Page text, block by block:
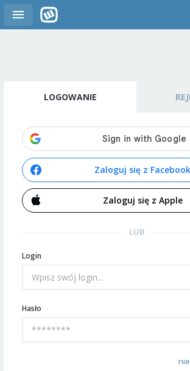
LOGOWANIE
Zaloguj się z Facebook
Zaloguj się z Apple
LUB
Login
Hasło